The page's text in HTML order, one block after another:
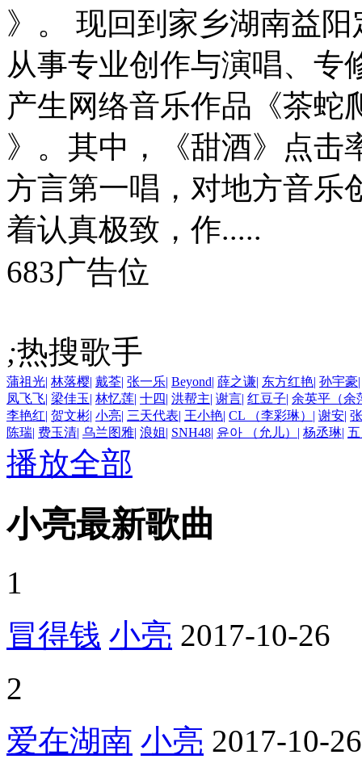
》。 现回到家乡湖南益
从事专业创作与演唱、专
产生网络音乐作品《茶蛇
》。其中，《甜酒》点击
方言第一唱，对地方音乐
着认真极致，作.....
683广告位
;热搜歌手
蒲祖光| 林落樱| 戴荃| 张一乐| Beyond| 薛之谦| 东方红艳| 孙宇豪|
凤飞飞| 梁佳玉| 林忆莲| 十四| 洪帮主| 谢言| 红豆子| 余英平（余
李艳红| 贺文彬| 小亮| 三天代表| 王小艳| CL （李彩琳） | 谢安|
陈瑞| 费玉清| 乌兰图雅| 浪姐| SNH48| 윤아 （允儿） | 杨丞琳|
播放全部
小亮最新歌曲
1
冒得钱 小亮 2017-10-26
2
爱在湖南 小亮 2017-10-26